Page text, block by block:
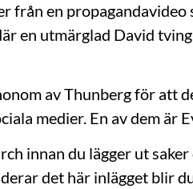
från en propagandavideo
en utmärglad David
av Thunberg för att
medier. En av dem är
innan du lägger ut
det här inlägget blir